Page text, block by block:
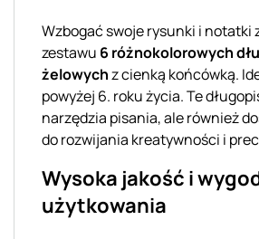
Wzbogać swoje rysunki i notatki
zestawu 6 różnokolorowych
żelowychz cienką końcówką.
powyżej 6. roku życia. Te
narzędzia pisania, ale również
do rozwijania kreatywności i
Wysoka jakość i
użytkowania